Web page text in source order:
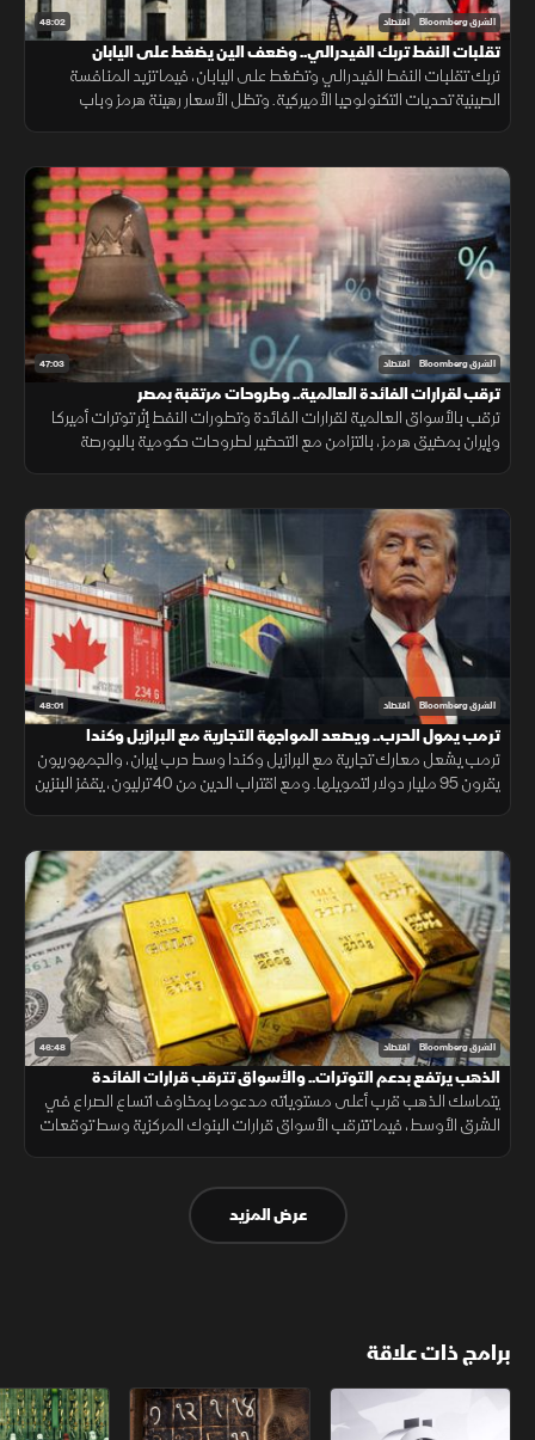
48:02 الشرق Bloomberg اقتصاد
تقلبات النفط تربك الفيدرالي.. وضعف الين يضغط على اليابان
تربك تقلبات النفط الفيدرالي وتضغط على اليابان، فيما تزيد المنافسة
الصينية تحديات التكنولوجيا الأميركية. وتظل الأسعار رهينة هرمز وباب
47:03 الشرق Bloomberg اقتصاد
ترقب لقرارات الفائدة العالمية.. وطروحات مرتقبة بمصر
ترقب بالأسواق العالمية لقرارات الفائدة وتطورات النفط إثر توترات أميركا
وإيران بمضيق هرمز، بالتزامن مع التحضير لطروحات حكومية بالبورصة
48:01 الشرق Bloomberg اقتصاد
ترمب يمول الحرب.. ويصعد المواجهة التجارية مع البرازيل وكندا
ترمب يشعل معارك تجارية مع البرازيل وكندا وسط حرب إيران، والجمهوريون
يقرون 95 مليار دولار لتمويلها. ومع اقتراب الدين من 40 ترليون، يقفز البنزين
46:48 الشرق Bloomberg اقتصاد
الذهب يرتفع بدعم التوترات.. والأسواق تترقب قرارات الفائدة
يتماسك الذهب قرب أعلى مستوياته مدعوما بمخاوف اتساع الصراع في
الشرق الأوسط، فيما تترقب الأسواق قرارات البنوك المركزية وسط توقعات
عرض المزيد
برامج ذات علاقة
الأسواق الأميركية ملحمة الأرقام سلاسل